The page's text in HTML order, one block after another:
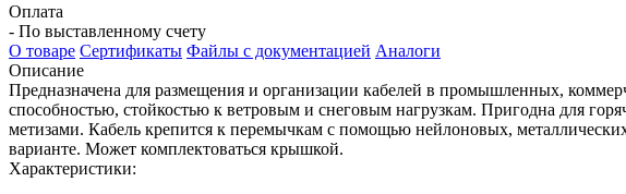
Оплата
- По выставленному счету
О товаре Сертификаты Файлы с документацией Аналоги
Описание
Предназначена для размещения и организации кабелей в промышленных,
способностью, стойкостью к ветровым и снеговым нагрузкам. Пригодна для
метизами. Кабель крепится к перемычкам с помощью нейлоновых,
варианте. Может комплектоваться крышкой.
Характеристики: